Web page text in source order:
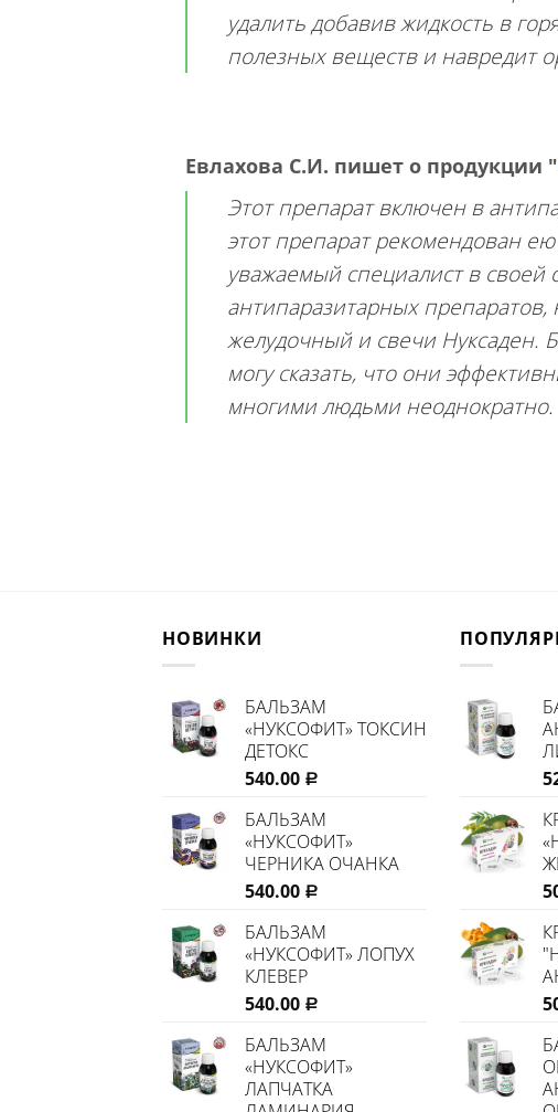
удалить добавив жидкость в
полезных веществ и навредит
Евлахова С.И. пишет о продукции "
Этот препарат включен в
этот препарат рекомендован
уважаемый специалист в своей
антипаразитарных
желудочный и свечи Нуксаден.
могу сказать, что они
многими людьми неоднократно.
НОВИНКИ
БАЛЬЗАМ
«НУКСОФИТ» ТОКСИН
ДЕТОКС
540.00 Р
БАЛЬЗАМ
«НУКСОФИТ»
ЧЕРНИКА ОЧАНКА
540.00 Р
БАЛЬЗАМ
«НУКСОФИТ» ЛОПУХ
КЛЕВЕР
540.00 Р
БАЛЬЗАМ
«НУКСОФИТ»
ЛАПЧАТКА